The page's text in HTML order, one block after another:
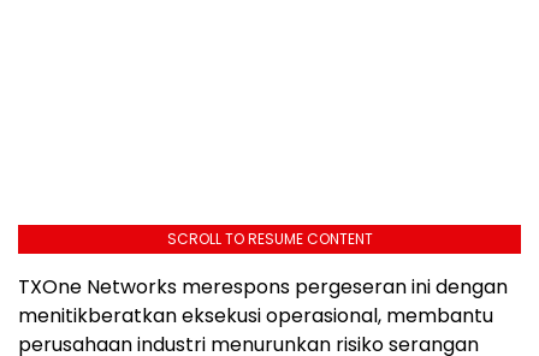
SCROLL TO RESUME CONTENT
TXOne Networks merespons pergeseran ini dengan
menitikberatkan eksekusi operasional, membantu
perusahaan industri menurunkan risiko serangan